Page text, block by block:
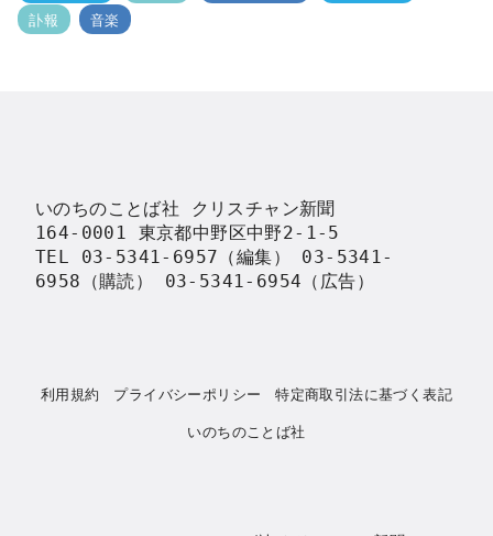
訃報
音楽
いのちのことば社 クリスチャン新聞
164-0001 東京都中野区中野2-1-5
TEL 03-5341-6957（編集） 03-5341-
6958（購読） 03-5341-6954（広告）
利用規約 プライバシーポリシー
特定商取引法に基づく表記
いのちのことば社